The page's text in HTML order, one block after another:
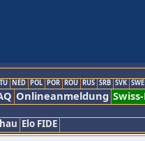
NED POL POR ROU RUS SRB SVK SWE
Onlineanmeldung
Elo FIDE